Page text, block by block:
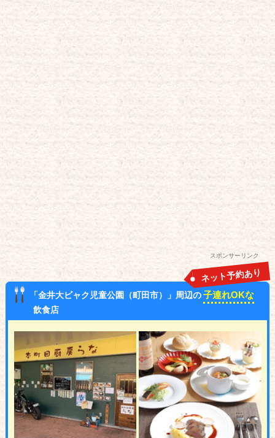
スポンサーリンク
「金井大ビャク児童公園（町田市）」周辺の子連れOKな
飲食店
ネット予約あり